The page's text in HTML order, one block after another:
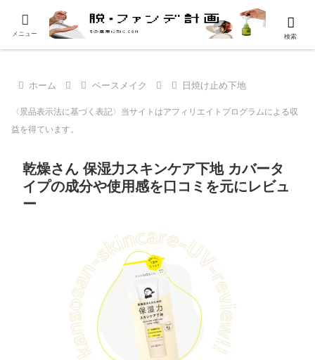
ホーム ベースメイク 日焼け止め下地
〈景品表示法に基づく表記〉当サイトはアフィリエイトプログラムによる収
益を得ています。
乾燥さん 保湿力スキンケア下地 カバータ
イプの成分や使用感を口コミを元にレビュ
ー
メニュー 検索